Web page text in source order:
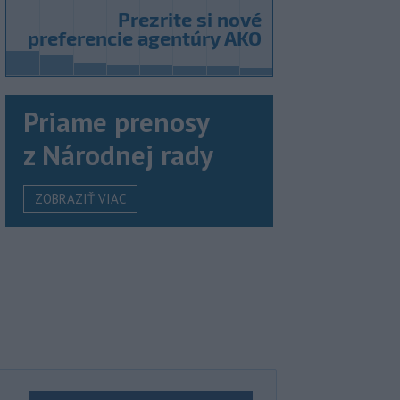
Priame prenosy
z Národnej rady
ZOBRAZIŤ VIAC